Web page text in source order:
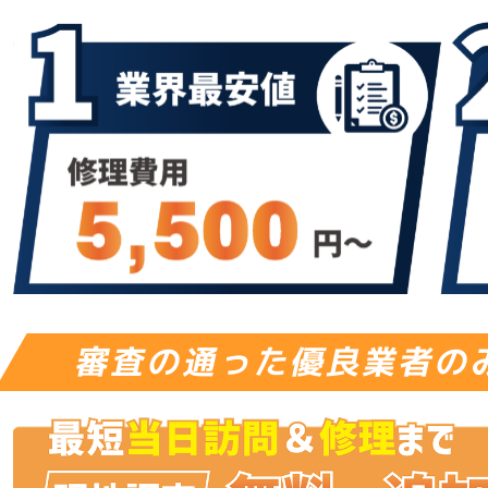
審査の通った優良業者の